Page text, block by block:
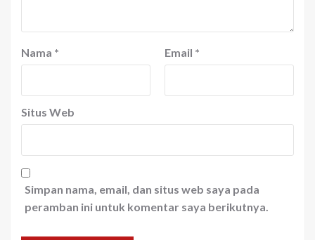
Nama * Email *
Situs Web
Simpan nama, email, dan situs web saya pada
peramban ini untuk komentar saya berikutnya.